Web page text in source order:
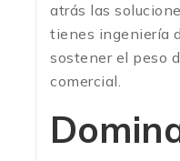
atrás las
tienes ingeniería
sostener el peso
comercial.